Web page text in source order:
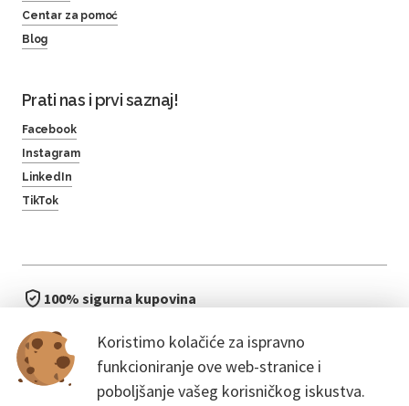
Koristimo kolačiće za ispravno
funkcioniranje ove web-stranice i
poboljšanje vašeg korisničkog iskustva.
Centar za pomoć
Blog
Prati nas i prvi saznaj!
Facebook
Instagram
LinkedIn
TikTok
100% sigurna kupovina
bez čekanja u redu